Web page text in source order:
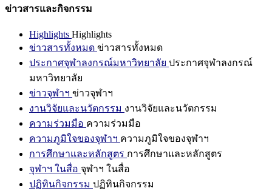
ข่าวสารและกิจกรรม
Highlights Highlights
ข่าวสารทั้งหมด ข่าวสารทั้งหมด
ประกาศจุฬาลงกรณ์มหาวิทยาลัย ประกาศจุฬาลงกรณ์
มหาวิทยาลัย
ข่าวจุฬาฯ ข่าวจุฬาฯ
งานวิจัยและนวัตกรรม งานวิจัยและนวัตกรรม
ความร่วมมือ ความร่วมมือ
ความภูมิใจของจุฬาฯ ความภูมิใจของจุฬาฯ
การศึกษาและหลักสูตร การศึกษาและหลักสูตร
จุฬาฯ ในสื่อ จุฬาฯ ในสื่อ
ปฏิทินกิจกรรม ปฏิทินกิจกรรม